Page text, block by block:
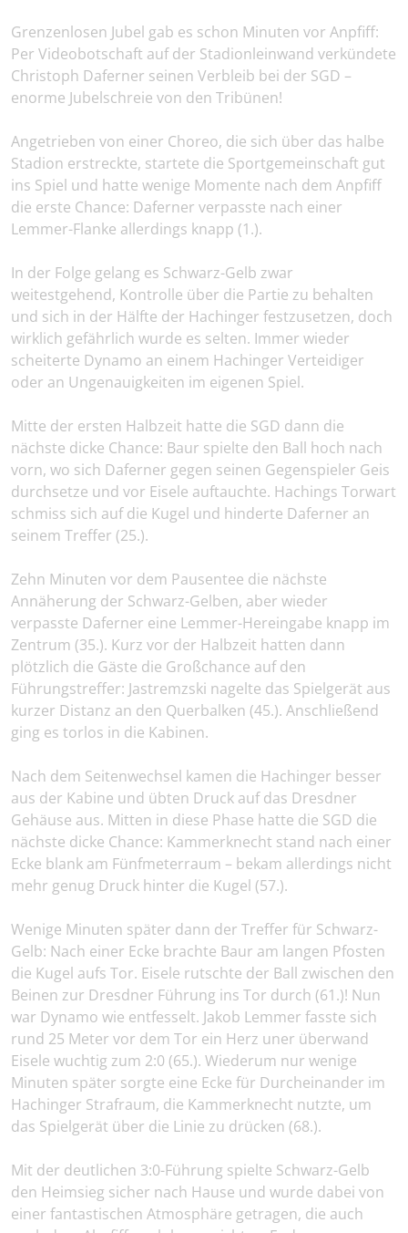
Grenzenlosen Jubel gab es schon Minuten vor Anpfiff:
Per Videobotschaft auf der Stadionleinwand verkündete
Christoph Daferner seinen Verbleib bei der SGD –
enorme Jubelschreie von den Tribünen!
Angetrieben von einer Choreo, die sich über das halbe
Stadion erstreckte, startete die Sportgemeinschaft gut
ins Spiel und hatte wenige Momente nach dem Anpfiff
die erste Chance: Daferner verpasste nach einer
Lemmer-Flanke allerdings knapp (1.).
In der Folge gelang es Schwarz-Gelb zwar
weitestgehend, Kontrolle über die Partie zu behalten
und sich in der Hälfte der Hachinger festzusetzen, doch
wirklich gefährlich wurde es selten. Immer wieder
scheiterte Dynamo an einem Hachinger Verteidiger
oder an Ungenauigkeiten im eigenen Spiel.
Mitte der ersten Halbzeit hatte die SGD dann die
nächste dicke Chance: Baur spielte den Ball hoch nach
vorn, wo sich Daferner gegen seinen Gegenspieler Geis
durchsetze und vor Eisele auftauchte. Hachings Torwart
schmiss sich auf die Kugel und hinderte Daferner an
seinem Treffer (25.).
Zehn Minuten vor dem Pausentee die nächste
Annäherung der Schwarz-Gelben, aber wieder
verpasste Daferner eine Lemmer-Hereingabe knapp im
Zentrum (35.). Kurz vor der Halbzeit hatten dann
plötzlich die Gäste die Großchance auf den
Führungstreffer: Jastremzski nagelte das Spielgerät aus
kurzer Distanz an den Querbalken (45.). Anschließend
ging es torlos in die Kabinen.
Nach dem Seitenwechsel kamen die Hachinger besser
aus der Kabine und übten Druck auf das Dresdner
Gehäuse aus. Mitten in diese Phase hatte die SGD die
nächste dicke Chance: Kammerknecht stand nach einer
Ecke blank am Fünfmeterraum – bekam allerdings nicht
mehr genug Druck hinter die Kugel (57.).
Wenige Minuten später dann der Treffer für Schwarz-
Gelb: Nach einer Ecke brachte Baur am langen Pfosten
die Kugel aufs Tor. Eisele rutschte der Ball zwischen den
Beinen zur Dresdner Führung ins Tor durch (61.)! Nun
war Dynamo wie entfesselt. Jakob Lemmer fasste sich
rund 25 Meter vor dem Tor ein Herz uner überwand
Eisele wuchtig zum 2:0 (65.). Wiederum nur wenige
Minuten später sorgte eine Ecke für Durcheinander im
Hachinger Strafraum, die Kammerknecht nutzte, um
das Spielgerät über die Linie zu drücken (68.).
Mit der deutlichen 3:0-Führung spielte Schwarz-Gelb
den Heimsieg sicher nach Hause und wurde dabei von
einer fantastischen Atmosphäre getragen, die auch